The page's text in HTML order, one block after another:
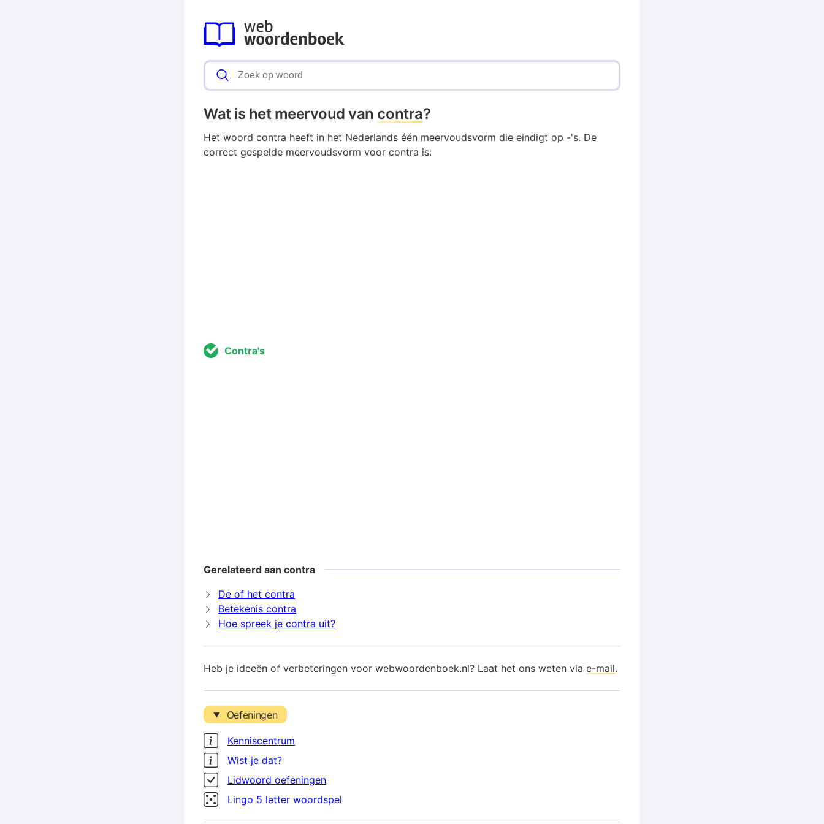
Wat is het meervoud van contra?
Het woord contra heeft in het Nederlands één meervoudsvorm die eindigt op -'s. De
correct gespelde meervoudsvorm voor contra is:
Contra's
Gerelateerd aan contra
De of het contra
Betekenis contra
Hoe spreek je contra uit?
Heb je ideeën of verbeteringen voor webwoordenboek.nl? Laat het ons weten via e-mail.
Oefeningen
Kenniscentrum
Wist je dat?
Lidwoord oefeningen
Lingo 5 letter woordspel